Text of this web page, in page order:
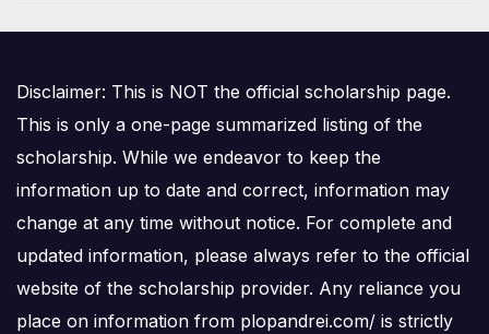
Disclaimer: This is NOT the official scholarship page.
This is only a one-page summarized listing of the
scholarship. While we endeavor to keep the
information up to date and correct, information may
change at any time without notice. For complete and
updated information, please always refer to the official
website of the scholarship provider. Any reliance you
place on information from plopandrei.com/ is strictly